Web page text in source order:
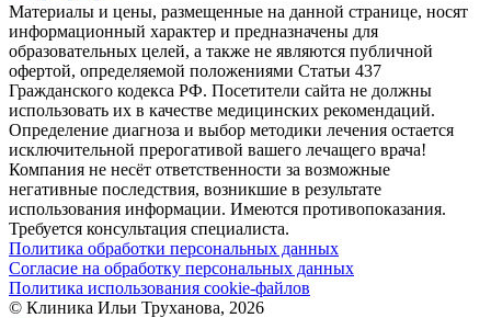
Материалы и цены, размещенные на данной странице, носят
информационный характер и предназначены для
образовательных целей, а также не являются публичной
офертой, определяемой положениями Статьи 437
Гражданского кодекса РФ. Посетители сайта не должны
использовать их в качестве медицинских рекомендаций.
Определение диагноза и выбор методики лечения остается
исключительной прерогативой вашего лечащего врача!
Компания не несёт ответственности за возможные
негативные последствия, возникшие в результате
использования информации. Имеются противопоказания.
Требуется консультация специалиста.
Политика обработки персональных данных
Согласие на обработку персональных данных
Политика использования cookie-файлов
© Клиника Ильи Труханова, 2026